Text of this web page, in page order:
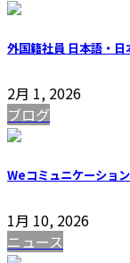
外国籍社員 日本語・
2月 1, 2026
ブログ
Weコミュニケーショ
1月 10, 2026
ニュース